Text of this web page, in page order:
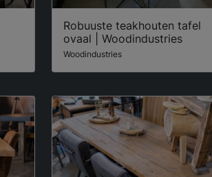
Robuuste teakhouten tafel
ovaal | Woodindustries
Woodindustries